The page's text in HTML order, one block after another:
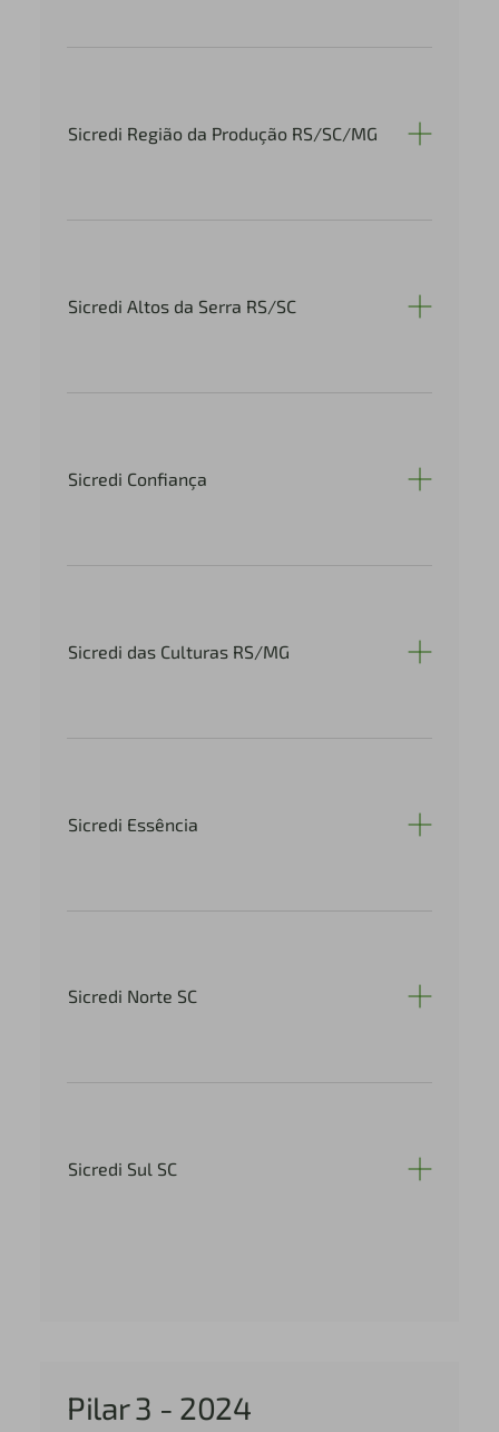
Sicredi Região da Produção RS/SC/MG
Sicredi Altos da Serra RS/SC
Sicredi Confiança
Sicredi das Culturas RS/MG
Sicredi Essência
Sicredi Norte SC
Sicredi Sul SC
Pilar 3 - 2024